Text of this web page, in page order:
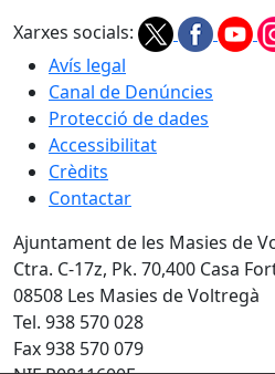
Xarxes socials:
Avís legal
Canal de Denúncies
Protecció de dades
Accessibilitat
Crèdits
Contactar
Ajuntament de les Masies de
Ctra. C-17z, Pk. 70,400 Casa
08508 Les Masies de Voltregà
Tel. 938 570 028
Fax 938 570 079